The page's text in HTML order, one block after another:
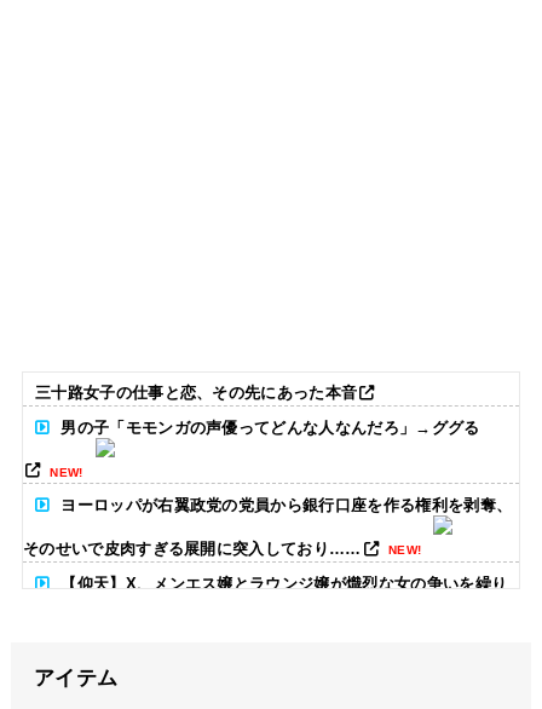
三十路女子の仕事と恋、その先にあった本音
男の子「モモンガの声優ってどんな人なんだろ」→ググる
NEW!
ヨーロッパが右翼政党の党員から銀行口座を作る権利を剥奪、
そのせいで皮肉すぎる展開に突入しており…… NEW!
【仰天】X、メンエス嬢とラウンジ嬢が熾烈な女の争いを繰り
アイテム